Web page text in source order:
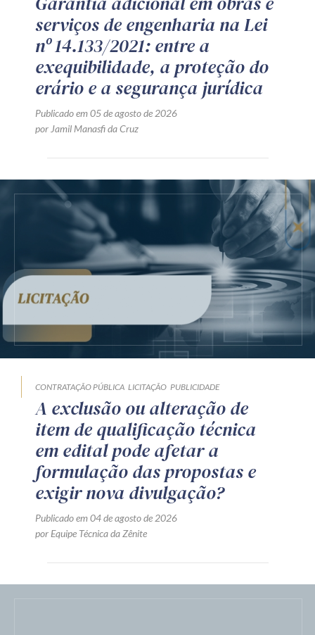
serviços de engenharia na Lei
nº 14.133/2021: entre a
exequibilidade, a proteção do
erário e a segurança jurídica
Publicado em 05 de agosto de 2026
por Jamil Manasfi da Cruz
CONTRATAÇÃO PÚBLICA LICITAÇÃO PUBLICIDADE
A exclusão ou alteração de
item de qualificação técnica
em edital pode afetar a
formulação das propostas e
exigir nova divulgação?
Publicado em 04 de agosto de 2026
por Equipe Técnica da Zênite